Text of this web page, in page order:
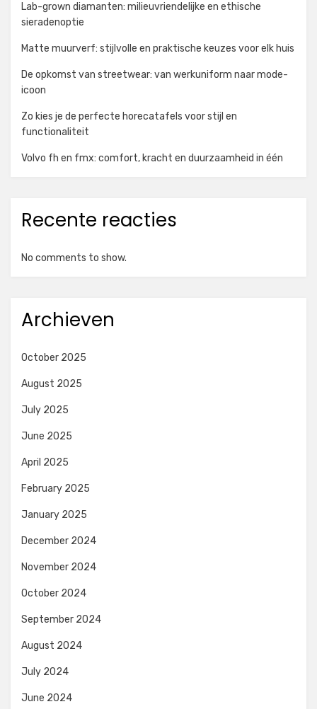
Lab-grown diamanten: milieuvriendelijke en ethische
sieradenoptie
Matte muurverf: stijlvolle en praktische keuzes voor elk huis
De opkomst van streetwear: van werkuniform naar mode-
icoon
Zo kies je de perfecte horecatafels voor stijl en
functionaliteit
Volvo fh en fmx: comfort, kracht en duurzaamheid in één
Recente reacties
No comments to show.
Archieven
October 2025
August 2025
July 2025
June 2025
April 2025
February 2025
January 2025
December 2024
November 2024
October 2024
September 2024
August 2024
July 2024
June 2024